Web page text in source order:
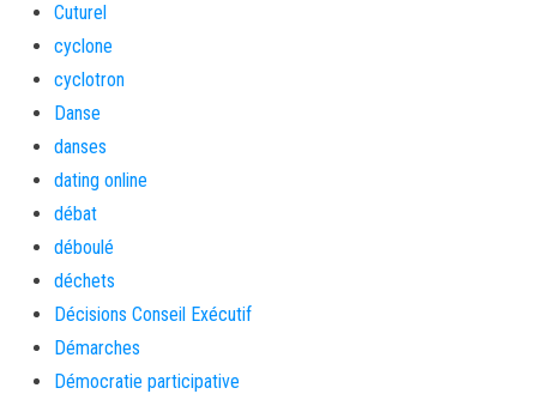
Cuturel
cyclone
cyclotron
Danse
danses
dating online
débat
déboulé
déchets
Décisions Conseil Exécutif
Démarches
Démocratie participative